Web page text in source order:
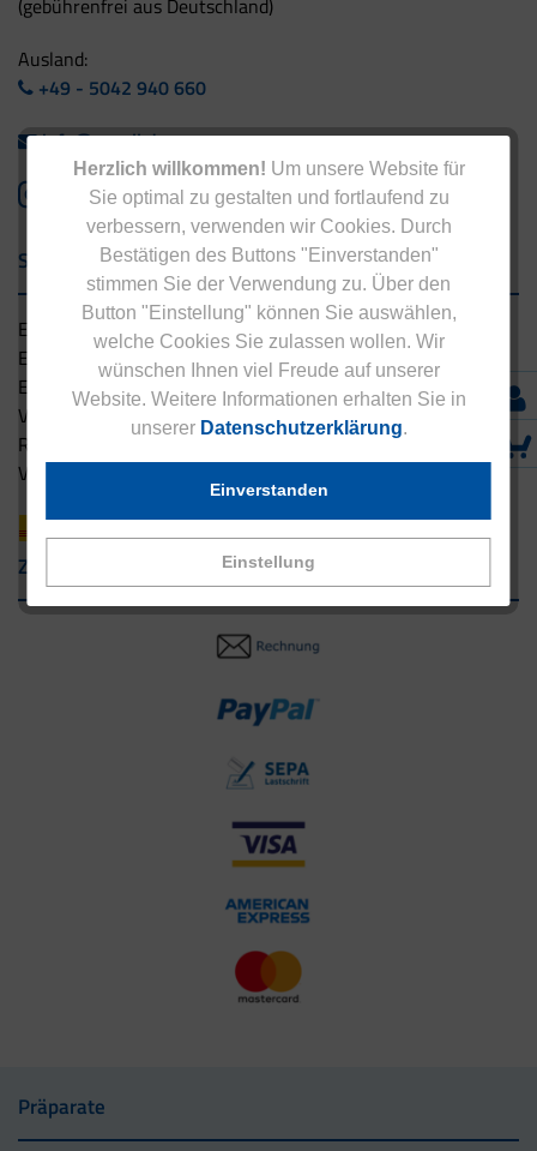
Herzlich willkommen! Um unsere Website für
Sie optimal zu gestalten und fortlaufend zu
verbessern, verwenden wir Cookies. Durch
Bestätigen des Buttons "Einverstanden"
stimmen Sie der Verwendung zu. Über den
Button "Einstellung" können Sie auswählen,
welche Cookies Sie zulassen wollen. Wir
wünschen Ihnen viel Freude auf unserer
Website. Weitere Informationen erhalten Sie in
unserer Datenschutzerklärung.
Einstellung
Einverstanden
Ausland:
+49 - 5042 940 660
info@eucell.de
Service & Versand
Eucell Gesundheitsservice
Eucell Ernährungscoach
Eucell Fitness Coach
Versandbedingungen
Rücksendung
Versandpartner innerhalb Deutschlands
Zahlungsarten
Präparate